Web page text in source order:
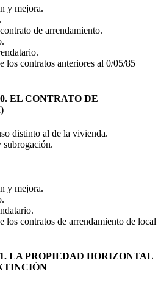
y mejora.
de arrendamiento.
los contratos anteriores al 0/05/85
EL CONTRATO DE
distinto al de la vivienda.
subrogación.
y mejora.
los contratos de arrendamiento de local
LA PROPIEDAD HORIZONTAL